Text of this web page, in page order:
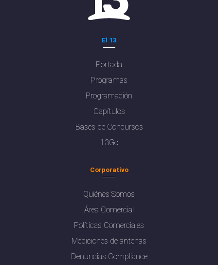
El 13
Portada
Programas
Programación
Capítulos
Bases de Concursos
13Go
Corporativo
Quiénes Somos
Área Comercial
Políticas Comerciales
Mediciones de antenas
Denuncias Compliance